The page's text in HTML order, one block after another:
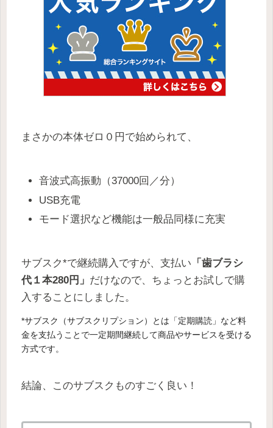
まさかの本体ゼロ０円で始められて、
音波式高振動（37000回／分）
USB充電
モード選択など機能は一般品同様に充実
サブスク*で継続購入ですが、支払い 「歯ブラシ
代１本280円」 だけなので、ちょっとお試しで購
入することにしました。
*サブスク（サブスクリプション）とは「定期購読」など料
金を支払うことで一定期間継続して商品やサービスを受ける
方式です。
結論、このサブスクものすごく良い！